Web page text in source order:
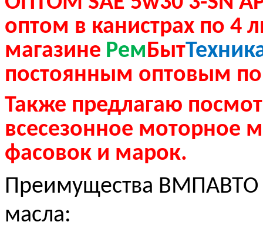
оптом в канистрах по 4
магазине РемБыт
постоянным оптовым
Также предлагаю
всесезонное моторное
фасовок и марок.
Преимущества ВМПАВТО
масла: